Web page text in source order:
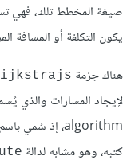
صيغة المخطط تلك، فهي
يكون التكلفة أو المسافة
هناك حِزمة
كتبه، وهو مشابه لدالة